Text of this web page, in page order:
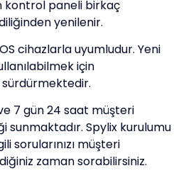
kontrol paneli birkaç
yenilenir.
cihazlarla uyumludur. Yeni
için
7 gün 24 saat müşteri
sunmaktadır. Spylix kurulumu
sorularınızı müşteri
zaman sorabilirsiniz.